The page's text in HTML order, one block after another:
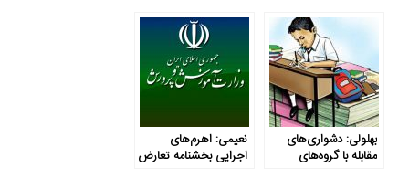
بهلولی: دشواری‌های
مقابله با گروه‌های
نعیمی: اهرم‌های
اجرایی بخشنامه تعارض